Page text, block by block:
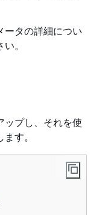
ータの詳細につい
。
ップし、それを使
す。